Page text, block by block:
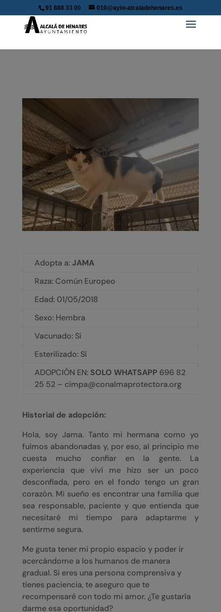
91 888 33 00 010@ayto-alcaladehenares.es
Adopta a:JAMA
Raza: Común Europeo
Edad: 01/05/2018
Sexo: Hembra
Vacunado: Sí
Esterilizado: Sí
ADOPCIÓN EN: SOLO WHATSAPP 696 82
25 52 – cimpa@conalmaprotectora.org
Historial de adopción:
Hola, soy Jama. Tanto mi hermana como yo
fuimos abandonadas y, por eso, al principio me
cuesta mucho confiar en la gente. La
experiencia que viví me hizo ser un poco
desconfiada, pero en el fondo tengo un gran
corazón. Mi sueño es encontrar una familia que
sea responsable, paciente y que entienda que
necesitaré mi tiempo para adaptarme y
sentirme segura.
Me gusta tener mi propio espacio y poder ir
acercándome a los humanos de manera
gradual. Si eres una persona comprensiva y
tienes paciencia, te aseguro que te
recompensaré con todo mi amor. ¿Te gustaría
darme esa oportunidad?